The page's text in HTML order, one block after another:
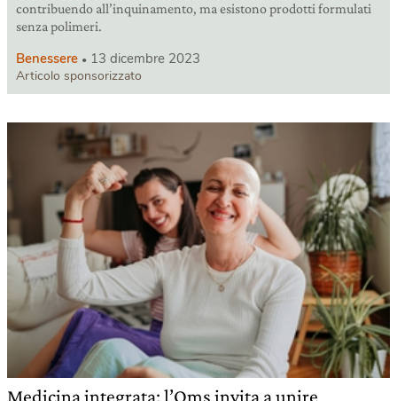
contribuendo all’inquinamento, ma esistono prodotti formulati
senza polimeri.
Benessere 13 dicembre 2023
Articolo sponsorizzato
Medicina integrata: l’Oms invita a unire